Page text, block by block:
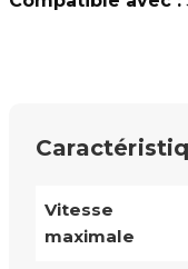
Vitesse
maximale